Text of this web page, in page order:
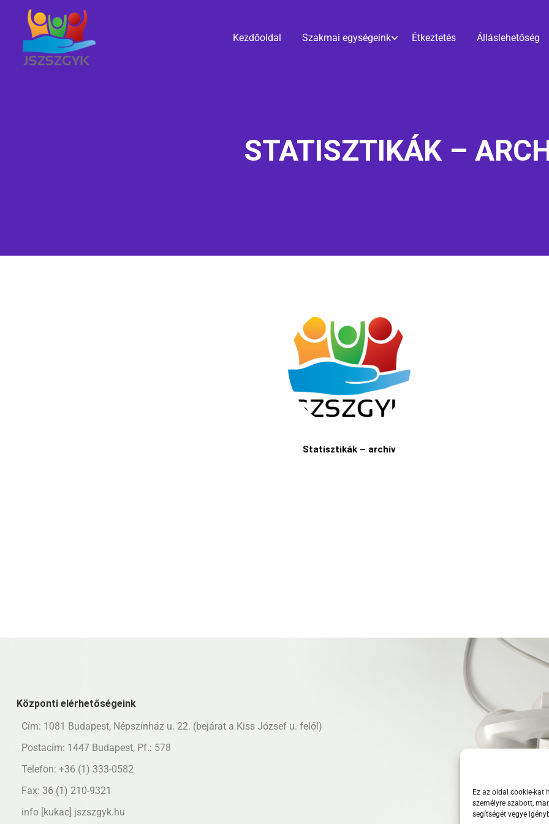
Ez az oldal cookie-kat
személyre szabott,
segítségét vegye
Kezdőoldal Szakmai egységeink Étkeztetés Álláslehetőség
STATISZTIKÁK –
Statisztikák – archív
Központi elérhetőségeink
Cím: 1081 Budapest, Népszínház u. 22. (bejárat a Kiss József u. felől)
Postacím: 1447 Budapest, Pf.: 578
Telefon: +36 (1) 333-0582
Fax: 36 (1) 210-9321
info [kukac] jszszgyk.hu